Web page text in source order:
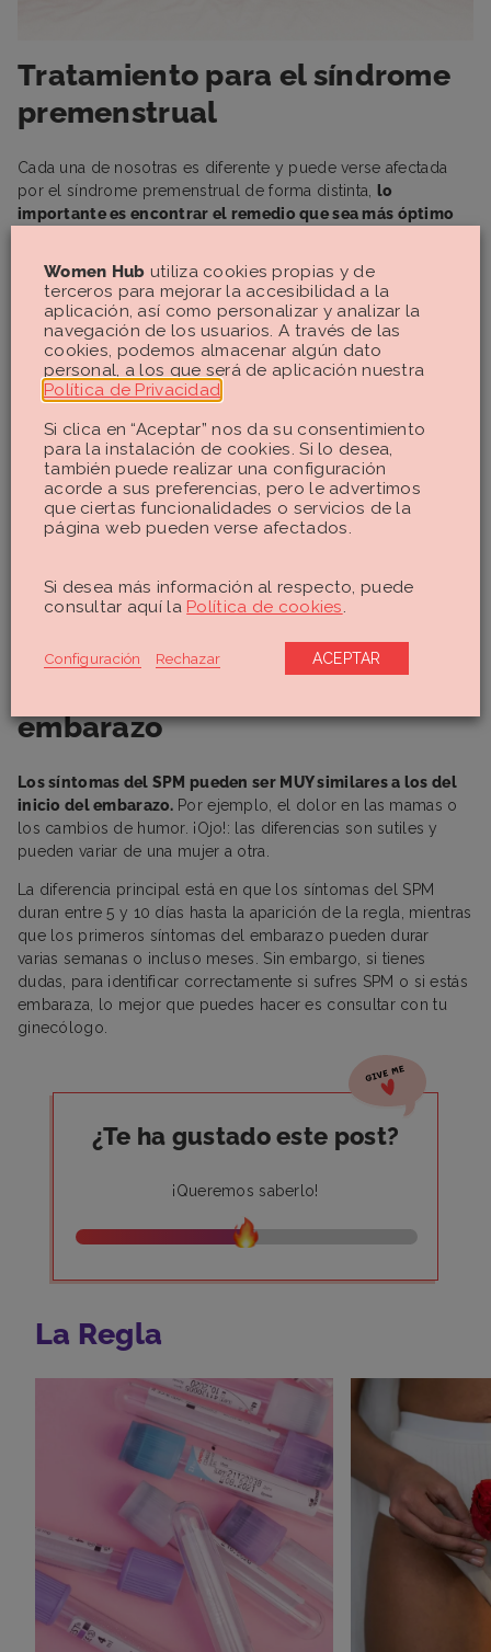
Tratamiento para el síndrome
premenstrual
Cada una de nosotras es diferente y puede verse afectada
por el síndrome premenstrual de forma distinta,
lo
importante es encontrar el remedio que sea más óptimo
Existenremedios caserosy pequeños cambios en el estilo
de vida que pueden reducir los síntomas del SPM.
TO-DO LIST, remedios para aliviar los síntomas del SPM:
Come menos para reducir la hinchazón.
Bebe mucha agua.
Limita el consumo de sal, alcohol y cafeína.
Consume frutas, verduras y alimentos ricos en calcio.
Realiza yoga o ejercicios de respiración profunda para
ayudar a reducir la ansiedad y los dolores de cabeza.
Por otro lado, según la gravedad de los síntomas el médico
los anticonceptivos hormonales o los fármacos
antiinflamatorios no esteroideos (como el ibuprofeno de
toda la vida) para aliviar cólicos y dolores.
embarazo
Los síntomas del SPM pueden ser MUY similares a los del
inicio del embarazo. Por ejemplo, el dolor en las mamas o
los cambios de humor. ¡Ojo!: las diferencias son sutiles y
pueden variar de una mujer a otra.
La diferencia principal está en que los síntomas del SPM
duran entre 5 y 10 días hasta la aparición de la regla, mientras
que los primeros síntomas del embarazo pueden durar
varias semanas o incluso meses. Sin embargo, si tienes
dudas, para identificar correctamente si sufres SPM o si estás
embaraza, lo mejor que puedes hacer es consultar con tu
ginecólogo.
¿Te ha gustado este post?
¡Queremos saberlo!
La Regla
Women Hub utiliza cookies propias y de
terceros para mejorar la accesibilidad a la
aplicación, así como personalizar y analizar la
navegación de los usuarios. A través de las
cookies, podemos almacenar algún dato
personal, a los que será de aplicación nuestra
Política de Privacidad
Si clica en “Aceptar” nos da su consentimiento
para la instalación de cookies. Si lo desea,
también puede realizar una configuración
acorde a sus preferencias, pero le advertimos
que ciertas funcionalidades o servicios de la
página web pueden verse afectados.
Si desea más información al respecto, puede
consultar aquí la Política de cookies
Configuración Rechazar ACEPTAR